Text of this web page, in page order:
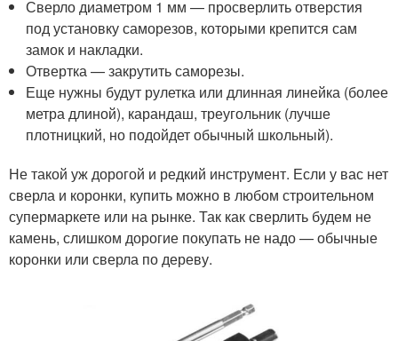
Сверло диаметром 1 мм — просверлить отверстия
под установку саморезов, которыми крепится сам
замок и накладки.
Отвертка — закрутить саморезы.
Еще нужны будут рулетка или длинная линейка (более
метра длиной), карандаш, треугольник (лучше
плотницкий, но подойдет обычный школьный).
Не такой уж дорогой и редкий инструмент. Если у вас нет
сверла и коронки, купить можно в любом строительном
супермаркете или на рынке. Так как сверлить будем не
камень, слишком дорогие покупать не надо — обычные
коронки или сверла по дереву.